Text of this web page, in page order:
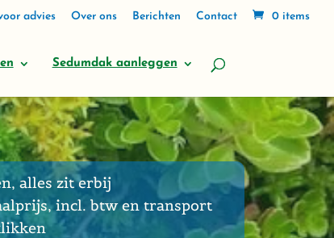
advies Over ons Berichten Contact 0 items
Sedumdak aanleggen
alles zit erbij
incl. btw en transport